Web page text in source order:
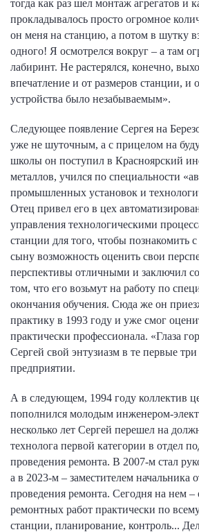
тогда как раз шел монтаж агрегатов и
прокладывалось просто огромное
он меня на станцию, а потом в шутку
одного! Я осмотрелся вокруг – а там
лабиринт. Не растерялся, конечно,
впечатление и от размеров станции, и
устройства было незабываемым».
Следующее появление Сергея на
уже не шуточным, а с прицелом на
школы он поступил в Красноярский
металлов, учился по специальности
промышленных установок и
Отец привел его в цех
управления технологическими
станции для того, чтобы познакомить
сыну возможность оценить свои
перспективы отличными и заключил
том, что его возьмут на работу по
окончания обучения. Сюда же он
практику в 1993 году и уже смог
практически профессионала. «Глаза
Сергей свой энтузиазм в те первые
предприятии.
А в следующем, 1994 году коллектив
пополнился молодым инженером-
несколько лет Сергей перешел на
технолога первой категории в отдел
проведения ремонта. В 2007-м стал
а в 2023-м – заместителем начальника
проведения ремонта. Сегодня на нем –
ремонтных работ практически по
станции, планирование, контроль...